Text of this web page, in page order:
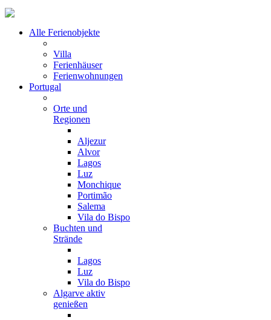
Alle Ferienobjekte
Villa
Ferienhäuser
Ferienwohnungen
Portugal
Orte und
Regionen
Aljezur
Alvor
Lagos
Luz
Monchique
Portimão
Salema
Vila do Bispo
Buchten und
Strände
Lagos
Luz
Vila do Bispo
Algarve aktiv
genießen